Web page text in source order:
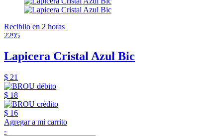
Recibilo en 2 horas
2295
Lapicera Cristal Azul Bic
$ 21
$ 18
$ 16
Agregar a mi carrito
-